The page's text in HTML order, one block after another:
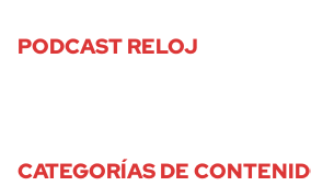
PODCAST RELOJ
CATEGORÍAS DE